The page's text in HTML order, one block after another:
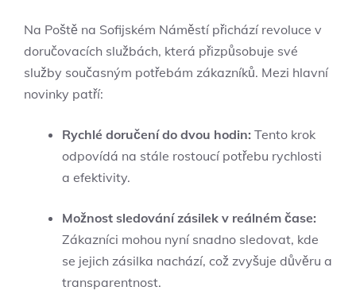
Na Poště‍ na Sofijském Náměstí přichází⁢ revoluce v
doručovacích službách, která přizpůsobuje‍ své
služby ‍současným potřebám ‌zákazníků.⁢ Mezi hlavní‌
novinky⁢ patří:
Rychlé doručení do dvou hodin: Tento krok
odpovídá⁢ na stále rostoucí potřebu rychlosti
a efektivity.
Možnost sledování zásilek v reálném ‍čase:
Zákazníci mohou ​nyní ‌snadno sledovat, kde
se jejich ⁣zásilka nachází, což​ zvyšuje ⁣důvěru ‍a
transparentnost.